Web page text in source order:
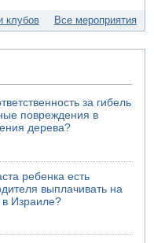
противоракетной
сдавать кровь
Эрдан объявит в
партии
клубов Все мероприятия
за гибель
повреждения в
дерева?
ребенка есть
выплачивать на
Израиле?